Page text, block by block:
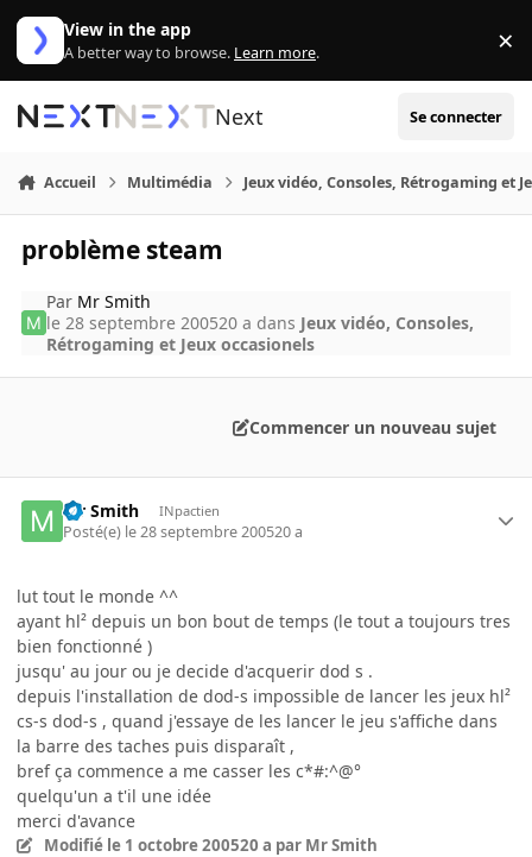
Aller au contenu
View in the app
A better way to browse. Learn more. ×
Next Se connecter
Accueil Multimédia Jeux vidéo, Consoles, Rétrogaming et
problème steam
Par Mr Smith
le 28 septembre 200520 a dans Jeux vidéo, Consoles,
Rétrogaming et Jeux occasionels
Commencer un nouveau sujet
Mr Smith INpactien
Posté(e) le 28 septembre 200520 a
lut tout le monde ^^
ayant hl² depuis un bon bout de temps (le tout a toujours tres
bien fonctionné )
jusqu' au jour ou je decide d'acquerir dod s .
depuis l'installation de dod-s impossible de lancer les jeux hl²
cs-s dod-s , quand j'essaye de les lancer le jeu s'affiche dans
la barre des taches puis disparaît ,
bref ça commence a me casser les c*#:^@°
quelqu'un a t'il une idée
merci d'avance
Modifié le 1 octobre 200520 a par Mr Smith